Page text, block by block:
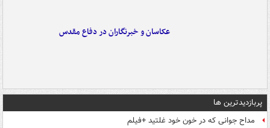
عکاسان و خبرنگاران در دفاع مقدس
پربازدیدترین ها
مداح جوانی که در خون خود غلتید +فیلم